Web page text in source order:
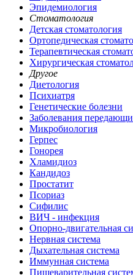
Эпидемиология
Стоматология
Детская стоматология
Ортопедическая
Терапевтическая
Хирургическая
Другое
Диетология
Психиатря
Генетические болезни
Заболевания
Микробиология
Герпес
Гонорея
Хламидиоз
Кандидоз
Простатит
Псориаз
Сифилис
ВИЧ - инфекция
Опорно-двигательная
Нервная система
Дыхательная система
Иммунная система
Пищеварительная